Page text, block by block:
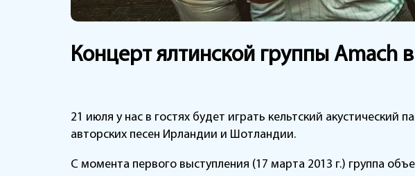
Концерт ялтинской группы Amach
21 июля у нас в гостях будет играть кельтский
авторских песен Ирландии и Шотландии.
С момента первого выступления (17 марта 2013 г.) группа